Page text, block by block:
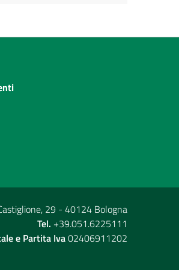
29 - 40124 Bologna
Tel. +39.051.6225111
e Partita Iva02406911202